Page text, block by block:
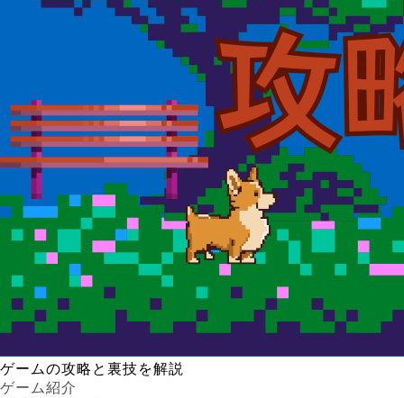
ゲームの攻略と裏技を解説
ゲーム紹介